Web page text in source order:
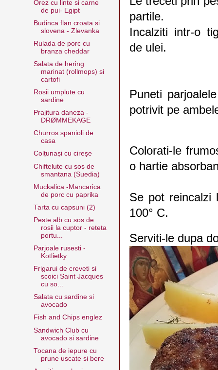
partile.
Incalziti intr-o
de ulei.
Puneti
potrivit pe
Colorati-le
o hartie
Se pot
100° C.
Serviti-le dupa
Orez cu linte si carne
de pui- Egipt
Budinca flan croata si
slovena - Zlevanka
Rulada de porc cu
branza cheddar
Salata de hering
marinat (rollmops) si
cartofi
Rosii umplute cu
sardine
Prajitura daneza -
DRØMMEKAGE
Churros spanioli de
casa
Colțunași cu cireșe
Chiftelute cu sos de
smantana (Suedia)
Muckalica -Mancarica
de porc cu paprika
Tarta cu capsuni (2)
Peste alb cu sos de
rosii la cuptor - reteta
portu...
Parjoale rusesti -
Kotlietky
Frigarui de creveti si
scoici Saint Jacques
cu so...
Salata cu sardine si
avocado
Fish and Chips englez
Sandwich Club cu
avocado si sardine
Tocana de iepure cu
prune uscate si bere